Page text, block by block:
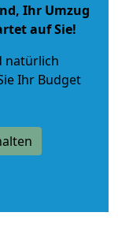
Ihr Umzug
auf Sie!
natürlich
Ihr Budget